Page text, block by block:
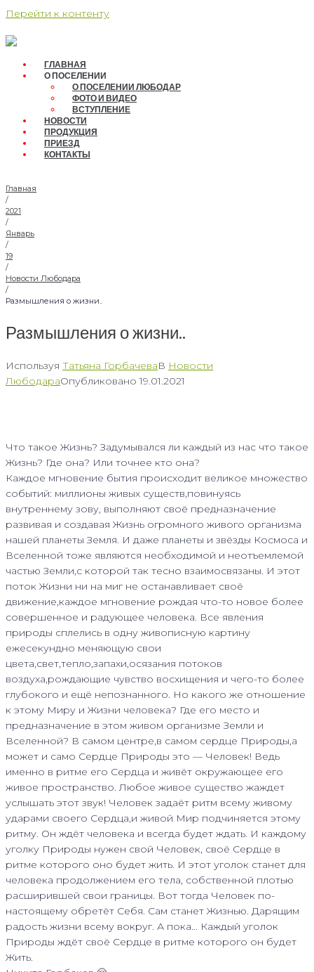
Перейти к контенту
ГЛАВНАЯ
О ПОСЕЛЕНИИ
О ПОСЕЛЕНИИ ЛЮБОДАР
ФОТО И ВИДЕО
ВСТУПЛЕНИЕ
НОВОСТИ
ПРОДУКЦИЯ
ПРИЕЗД
КОНТАКТЫ
Главная
/
2021
/
Январь
/
19
/
Новости Любодара
/
Размышления о жизни..
Размышления о жизни..
Используя Татьяна ГорбачеваВ Новости
ЛюбодараОпубликовано19.01.2021
Что такое Жизнь? Задумывался ли каждый из нас что такое
Жизнь? Где она? Или точнее кто она?
Каждое мгновение бытия происходит великое множество
событий: миллионы живых существ,повинуясь
внутреннему зову, выполняют своё предназначение
развивая и создавая Жизнь огромного живого организма
нашей планеты Земля. И даже планеты и звёзды Космоса и
Вселенной тоже являются необходимой и неотъемлемой
частью Земли,с которой так тесно взаимосвязаны. И этот
поток Жизни ни на миг не останавливает своё
движение,каждое мгновение рождая что-то новое более
совершенное и радующее человека. Все явления
природы сплелись в одну живописную картину
ежесекундно меняющую свои
цвета,свет,тепло,запахи,осязания потоков
воздуха,рождающие чувство восхищения и чего-то более
глубокого и ещё непознанного. Но какого же отношение
к этому Миру и Жизни человека? Где его место и
предназначение в этом живом организме Земли и
Вселенной? В самом центре,в самом сердце Природы,а
может и само Сердце Природы это — Человек! Ведь
именно в ритме его Сердца и живёт окружающее его
живое пространство. Любое живое существо жаждет
услышать этот звук! Человек задаёт ритм всему живому
ударами своего Сердца,и живой Мир подчиняется этому
ритму. Он ждёт человека и всегда будет ждать. И каждому
уголку Природы нужен свой Человек, своё Сердце в
ритме которого оно будет жить. И этот уголок станет для
человека продолжением его тела, собственной плотью
расширившей свои границы. Вот тогда Человек по-
настоящему обретёт Себя. Сам станет Жизнью. Дарящим
радость жизни всему вокруг. А пока… Каждый уголок
Природы ждёт своё Сердце в ритме которого он будет
Жить.